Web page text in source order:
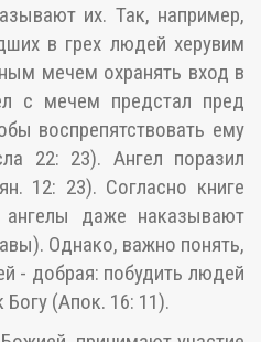
их. Так, например,
в грех людей херувим
мечем охранять вход в
с мечем предстал пред
воспрепятствовать ему
22: 23). Ангел поразил
12: 23). Согласно книге
ангелы даже наказывают
Однако, важно понять,
- добрая: побудить людей
Богу (Апок. 16: 11).